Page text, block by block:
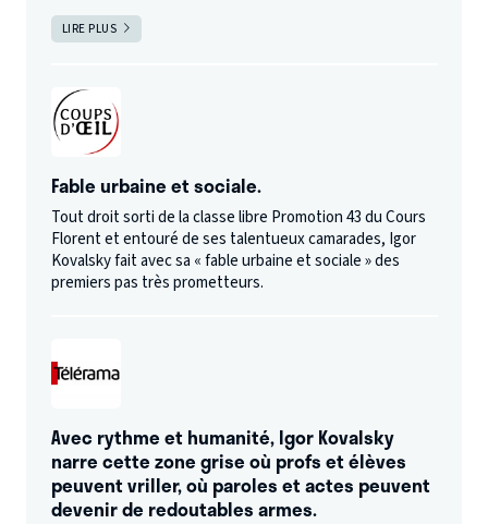
LIRE PLUS
Fable urbaine et sociale.
Tout droit sorti de la classe libre Promotion 43 du Cours
Florent et entouré de ses talentueux camarades, Igor
Kovalsky fait avec sa « fable urbaine et sociale » des
premiers pas très prometteurs.
Avec rythme et humanité, Igor Kovalsky
narre cette zone grise où profs et élèves
peuvent vriller, où paroles et actes peuvent
devenir de redoutables armes.